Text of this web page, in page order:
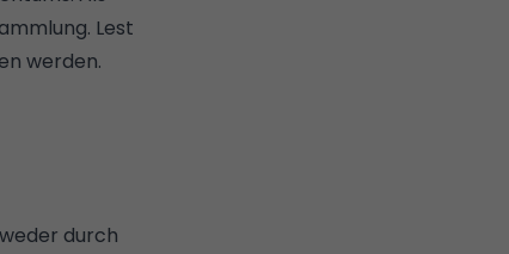
Lest
werden.
durch